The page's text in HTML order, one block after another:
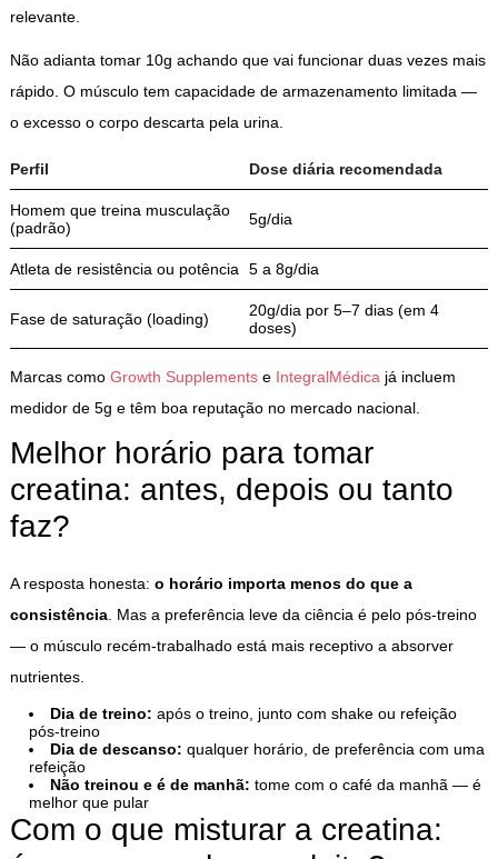
relevante.
Não adianta tomar 10g achando que vai funcionar duas vezes mais
rápido. O músculo tem capacidade de armazenamento limitada —
o excesso o corpo descarta pela urina.
Perfil Dose diária recomendada
Homem que treina musculação
(padrão)
5g/dia
Atleta de resistência ou potência 5 a 8g/dia
Fase de saturação (loading)
20g/dia por 5–7 dias (em 4
doses)
Marcas como Growth Supplementse IntegralMédica já incluem
medidor de 5g e têm boa reputação no mercado nacional.
Melhor horário para tomar
creatina: antes, depois ou tanto
faz?
A resposta honesta: o horário importa menos do que a
consistência. Mas a preferência leve da ciência é pelo pós-treino
— o músculo recém-trabalhado está mais receptivo a absorver
nutrientes.
Dia de treino: após o treino, junto com shake ou refeição
pós-treino
Dia de descanso: qualquer horário, de preferência com uma
refeição
Não treinou e é de manhã: tome com o café da manhã — é
melhor que pular
Com o que misturar a creatina: